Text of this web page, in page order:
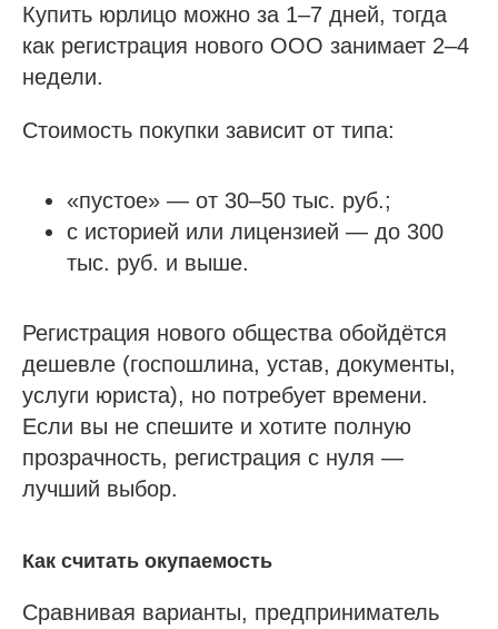
Купить юрлицо можно за 1–7 дней, тогда
как регистрация нового ООО занимает 2–4
недели.
Стоимость покупки зависит от типа:
«пустое» — от 30–50 тыс. руб.;
с историей или лицензией — до 300
тыс. руб. и выше.
Регистрация нового общества обойдётся
дешевле (госпошлина, устав, документы,
услуги юриста), но потребует времени.
Если вы не спешите и хотите полную
прозрачность, регистрация с нуля —
лучший выбор.
Как считать окупаемость
Сравнивая варианты, предприниматель